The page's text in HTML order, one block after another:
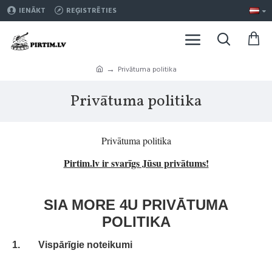
IENĀKT REĢISTRĒTIES
Privātuma politika
Privātuma politika
Privātuma politika
Pirtim.lv ir svarīgs Jūsu privātums!
SIA MORE 4U PRIVĀTUMA
POLITIKA
1. Vispārīgie noteikumi